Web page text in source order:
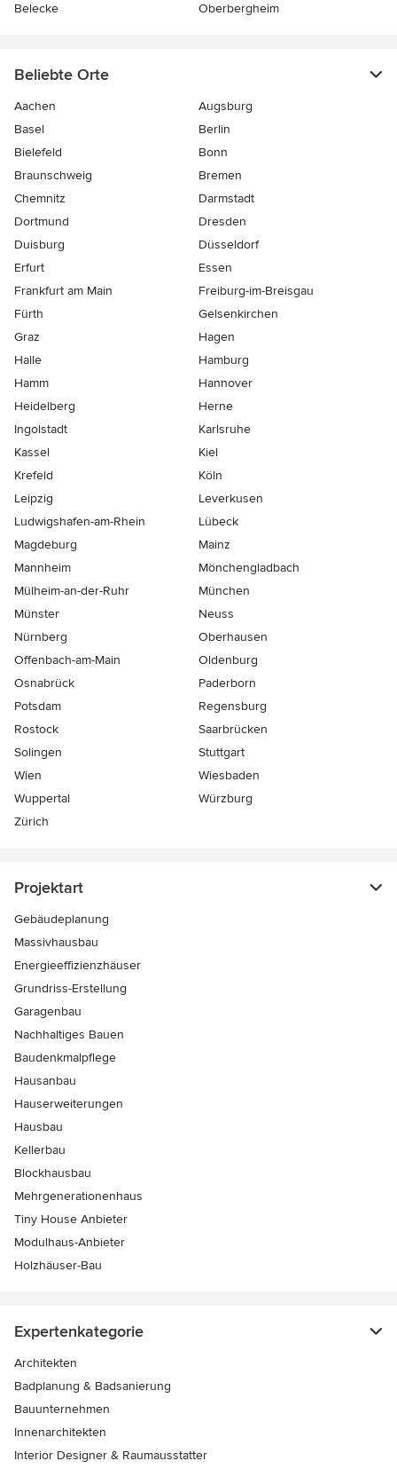
Belecke Oberbergheim
Beliebte Orte
Aachen
Augsburg
Basel
Berlin
Bielefeld
Bonn
Braunschweig
Bremen
Chemnitz
Darmstadt
Dortmund
Dresden
Duisburg
Düsseldorf
Erfurt
Essen
Frankfurt am Main
Freiburg-im-Breisgau
Fürth
Gelsenkirchen
Graz
Hagen
Halle
Hamburg
Hamm
Hannover
Heidelberg
Herne
Ingolstadt
Karlsruhe
Kassel
Kiel
Krefeld
Köln
Leipzig
Leverkusen
Ludwigshafen-am-Rhein
Lübeck
Magdeburg
Mainz
Mannheim
Mönchen­gladbach
Mülheim-an-der-Ruhr
München
Münster
Neuss
Nürnberg
Oberhausen
Offenbach-am-Main
Oldenburg
Osnabrück
Paderborn
Potsdam
Regensburg
Rostock
Saarbrücken
Solingen
Stuttgart
Wien
Wiesbaden
Wuppertal
Würzburg
Zürich
Projektart
Gebäudeplanung
Massivhausbau
Energieeffizienzhäuser
Grundriss-Erstellung
Garagenbau
Nachhaltiges Bauen
Baudenkmalpflege
Hausanbau
Hauserweiterungen
Hausbau
Kellerbau
Blockhausbau
Mehrgenerationenhaus
Tiny House Anbieter
Modulhaus-Anbieter
Holzhäuser-Bau
Expertenkategorie
Architekten
Badplanung & Badsanierung
Bauunternehmen
Innenarchitekten
Interior Designer & Raumausstatter